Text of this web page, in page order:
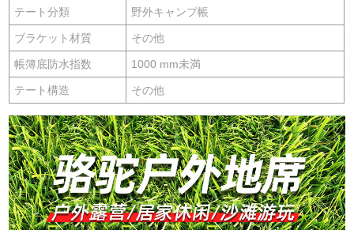
テート分類 野外キャンプ帳
ブラケット材質 その他
帳簿底防水指数 1000 mm未満
テート構造 その他